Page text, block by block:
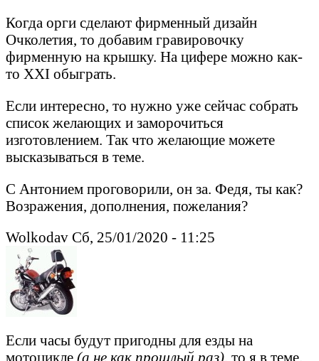
Когда орги сделают фирменный дизайн
Очколетия, то добавим гравировочку
фирменную на крышку. На цифере можно как-
то XXI обыграть.
Если интересно, то нужно уже сейчас собрать
список желающих и заморочиться
изготовлением. Так что желающие можете
высказываться в теме.
С Антонием проговорили, он за. Федя, ты как?
Возражения, дополнения, пожелания?
Wolkodav Сб, 25/01/2020 - 11:25
Если часы будут пригодны для езды на
мотоцикле (а не как прошлый раз), то я в теме.